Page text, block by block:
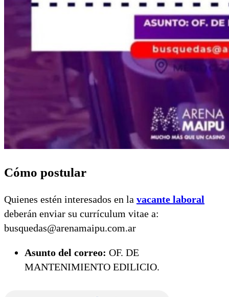
Cómo postular
Quienes estén interesados en la vacante laboral
deberán enviar su currículum vitae a:
busquedas@arenamaipu.com.ar
Asunto del correo: OF. DE
MANTENIMIENTO EDILICIO.